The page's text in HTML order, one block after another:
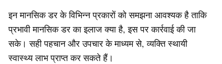
इन मानसिक डर के विभिन्न प्रकारों को समझना आवश्यक है ताकि
प्रभावी मानसिक डर का इलाज क्या है, इस पर कार्रवाई की जा
सके। सही पहचान और उपचार के माध्यम से, व्यक्ति स्थायी
स्वास्थ्य लाभ प्राप्त कर सकते हैं।